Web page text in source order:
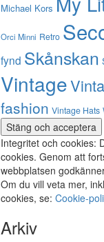
Michael Kors
Orci Minni Retro
fynd Skånskan
Vintage
fashion Vintage Hats
Integritet och cookies:
cookies. Genom att
webbplatsen
Om du vill veta mer,
cookies, se: Cookie-
Arkiv